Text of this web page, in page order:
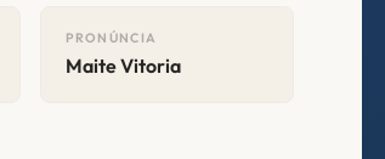
PRONÚNCIA
Maite Vitoria